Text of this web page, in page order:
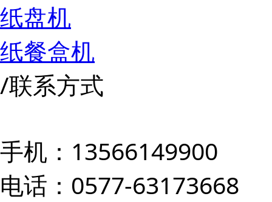
纸盘机
纸餐盒机
/联系方式
手机：13566149900
电话：0577-63173668